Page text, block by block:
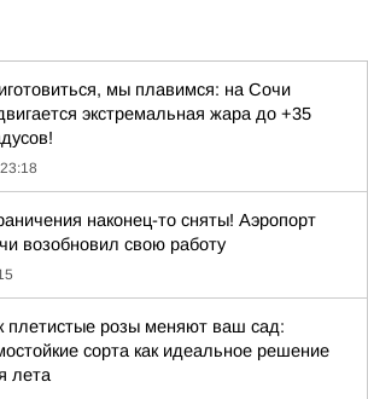
мы плавимся: на Сочи
экстремальная жара до +35
23:18
наконец-то сняты! Аэропорт
возобновил свою работу
плетистые розы меняют ваш сад:
сорта как идеальное решение
лета